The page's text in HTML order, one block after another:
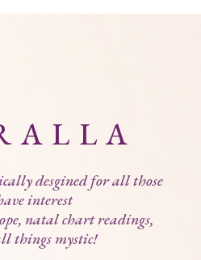
desgined for all those
interest
natal chart readings,
things mystic!